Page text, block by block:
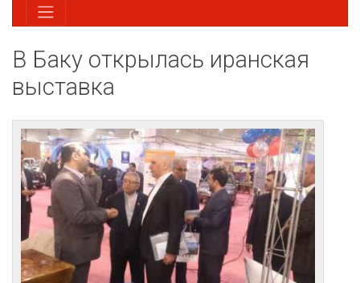
В Баку открылась иранская
выставка